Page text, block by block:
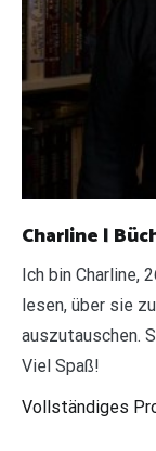
Charline |
Ich bin Charline,
lesen, über sie
auszutauschen.
Viel Spaß!
Vollständiges